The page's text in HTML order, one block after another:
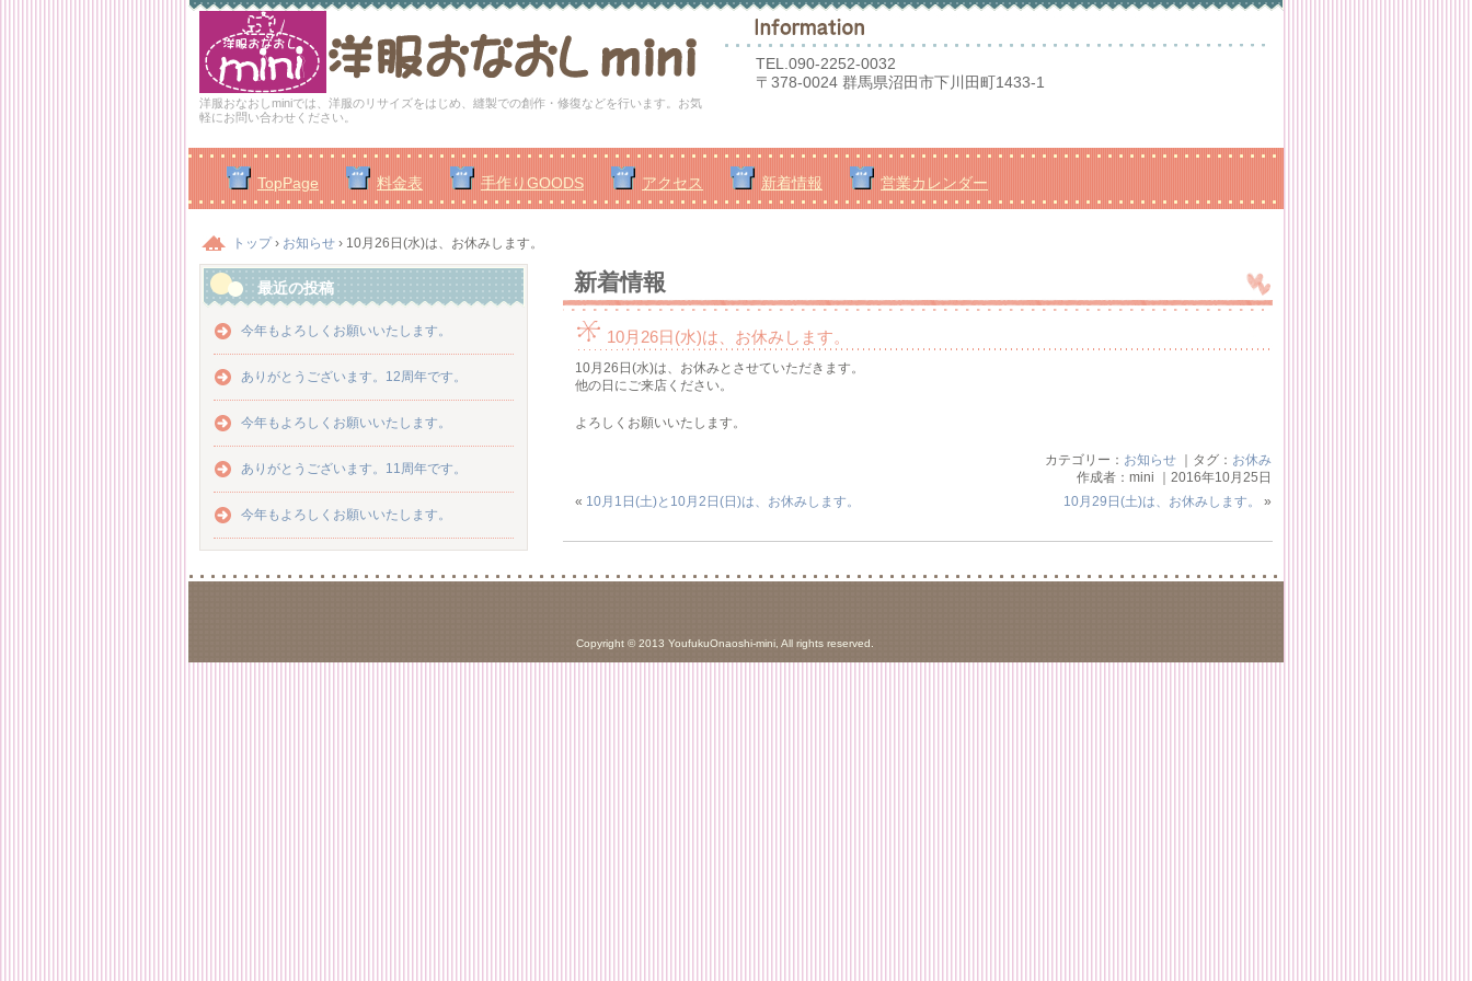
洋服おなおしminiでは、洋服のリサイズをはじめ、縫製での創作・修復などを行います。お気
軽にお問い合わせください。
TEL. 090-2252-0032
〒378-0024 群馬県沼田市下川田町1433-1
TopPage 料金表 手作りGOODS アクセス 新着情報 営業カレンダー
トップ› お知らせ › 10月26日(水)は、お休みします。
新着情報
10月26日(水)は、お休みします。
10月26日(水)は、お休みとさせていただきます。
他の日にご来店ください。
よろしくお願いいたします。
カテゴリー： お知らせ｜タグ： お休み
作成者：mini ｜2016年10月25日
« 10月1日(土)と10月2日(日)は、お休みします。 10月29日(土)は、お休みします。 »
最近の投稿
今年もよろしくお願いいたします。
ありがとうございます。12周年です。
今年もよろしくお願いいたします。
ありがとうございます。11周年です。
今年もよろしくお願いいたします。
Copyright © 2013 YoufukuOnaoshi-mini, All rights reserved.